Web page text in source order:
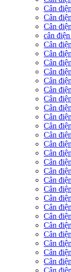
Cân
Cân
Cân
cân
Cân
Cân
Cân
Cân
Cân
Cân
Cân
Cân
Cân
Cân
Cân
Cân
Cân
Cân
Cân
Cân
Cân
Cân
Cân
Cân
Cân
Cân
Cân
Cân
Cân
Cân